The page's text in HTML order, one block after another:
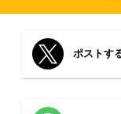
ポストす